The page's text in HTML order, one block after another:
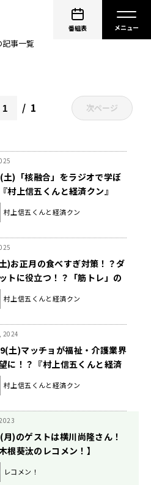
番組表
記事一覧
1 次ページ
)「核融合」をラジオで学ぼ
村上信五くんと経済クン』
村上信五くんと経済クン
)お正月の食べすぎ対策！？ダ
トに役立つ！？「筋トレ」の
を学ぼう！『村上信五くんと
ン』
村上信五くんと経済クン
2024
土)マッチョが福祉・介護業界
に！？『村上信五くんと経済
村上信五くんと経済クン
)のゲストは横川尚隆さん！
木根葵汰のレコメン！】
レコメン！